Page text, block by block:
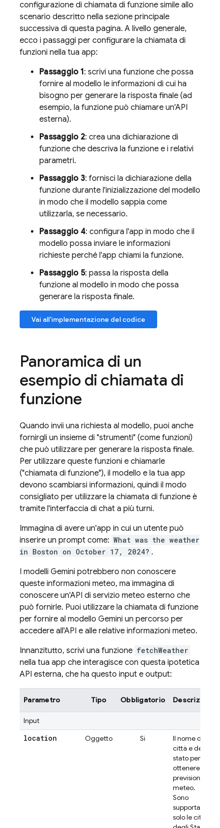
configurazione di chiamata di funzione simile allo
scenario descritto nella sezione principale
successiva di questa pagina. A livello generale,
ecco i passaggi per configurare la chiamata di
funzioni nella tua app:
Passaggio 1: scrivi una funzione che possa
fornire al modello le informazioni di cui ha
bisogno per generare la risposta finale (ad
esempio, la funzione può chiamare un'API
esterna).
Passaggio 2: crea una dichiarazione di
funzione che descriva la funzione e i relativi
parametri.
Passaggio 3: fornisci la dichiarazione della
funzione durante l'inizializzazione del modello
in modo che il modello sappia come
utilizzarla, se necessario.
Passaggio 4: configura l'app in modo che il
modello possa inviare le informazioni
richieste perché l'app chiami la funzione.
Passaggio 5: passa la risposta della
funzione al modello in modo che possa
generare la risposta finale.
Vai all'implementazione del codice
Panoramica di un
esempio di chiamata di
funzione
Quando invii una richiesta al modello, puoi anche
fornirgli un insieme di "strumenti" (come funzioni)
che può utilizzare per generare la risposta finale.
Per utilizzare queste funzioni e chiamarle
("chiamata di funzione"), il modello e la tua app
devono scambiarsi informazioni, quindi il modo
consigliato per utilizzare la chiamata di funzione è
tramite l'interfaccia di chat a più turni.
Immagina di avere un'app in cui un utente può
inserire un prompt come: What was the weather
in Boston on October 17, 2024? .
I modelli Gemini potrebbero non conoscere
queste informazioni meteo, ma immagina di
conoscere un'API di servizio meteo esterno che
può fornirle. Puoi utilizzare la chiamata di funzione
per fornire al modello Gemini un percorso per
accedere all'API e alle relative informazioni meteo.
Innanzitutto, scrivi una funzione fetchWeather
nella tua app che interagisce con questa ipotetica
API esterna, che ha questo input e output:
Parametro Tipo Obbligatorio Descrizione
Input
location Oggetto Sì
Il nome della
città e dello
stato per cui
ottenere le
previsioni
meteo.
Sono
supportate
solo le città